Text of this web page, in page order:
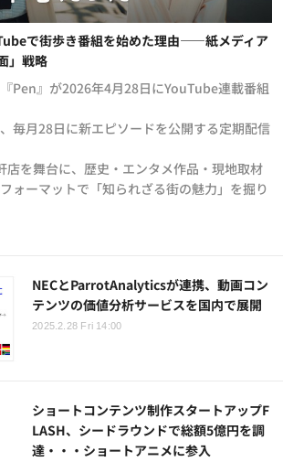
で街歩き番組を始めた理由——紙メディア
」戦略
Pen』が2026年4月28日にYouTube連載番組
毎月28日に新エピソードを公開する定期配信
店を舞台に、歴史・エンタメ作品・現地取材
ォーマットで「知られざる街の魅力」を掘り
NECとParrotAnalyticsが連携、動画コン
テンツの価値分析サービスを国内で展開
2025.2.28 Fri 14:00
ショートコンテンツ制作スタートアップF
LASH、シードラウンドで総額5億円を調
達・・・ショートアニメに参入